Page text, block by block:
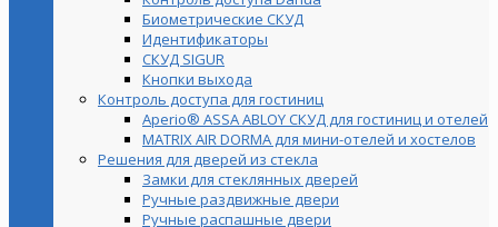
Биометрические СКУД
Идентификаторы
СКУД SIGUR
Кнопки выхода
Контроль доступа для гостиниц
Aperio® ASSA ABLOY СКУД для гостиниц и отелей
MATRIX AIR DORMA для мини-отелей и хостелов
Решения для дверей из стекла
Замки для стеклянных дверей
Ручные раздвижные двери
Ручные распашные двери